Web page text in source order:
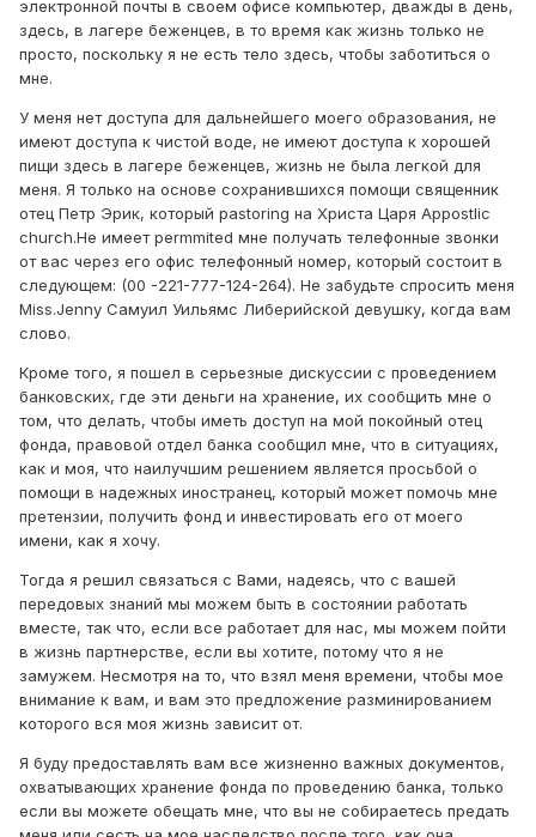
электронной почты в своем офисе компьютер, дважды в день,
здесь, в лагере беженцев, в то время как жизнь только не
просто, поскольку я не есть тело здесь, чтобы заботиться о
мне.
У меня нет доступа для дальнейшего моего образования, не
имеют доступа к чистой воде, не имеют доступа к хорошей
пищи здесь в лагере беженцев, жизнь не была легкой для
меня. Я только на основе сохранившихся помощи священник
отец Петр Эрик, который pastoring на Христа Царя Appostlic
church.He имеет permmited мне получать телефонные звонки
от вас через его офис телефонный номер, который состоит в
следующем: (00 -221-777-124-264). Не забудьте спросить меня
Miss.Jenny Самуил Уильямс Либерийской девушку, когда вам
слово.
Кроме того, я пошел в серьезные дискуссии с проведением
банковских, где эти деньги на хранение, их сообщить мне о
том, что делать, чтобы иметь доступ на мой покойный отец
фонда, правовой отдел банка сообщил мне, что в ситуациях,
как и моя, что наилучшим решением является просьбой о
помощи в надежных иностранец, который может помочь мне
претензии, получить фонд и инвестировать его от моего
имени, как я хочу.
Тогда я решил связаться с Вами, надеясь, что с вашей
передовых знаний мы можем быть в состоянии работать
вместе, так что, если все работает для нас, мы можем пойти
в жизнь партнерстве, если вы хотите, потому что я не
замужем. Несмотря на то, что взял меня времени, чтобы мое
внимание к вам, и вам это предложение разминированием
которого вся моя жизнь зависит от.
Я буду предоставлять вам все жизненно важных документов,
охватывающих хранение фонда по проведению банка, только
если вы можете обещать мне, что вы не собираетесь предать